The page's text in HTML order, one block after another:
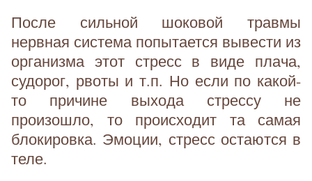
После сильной шоковой травмы
нервная система попытается вывести из
организма этот стресс в виде плача,
судорог, рвоты и т.п. Но если по какой-
то причине выхода стрессу не
произошло, то происходит та самая
блокировка. Эмоции, стресс остаются в
теле.